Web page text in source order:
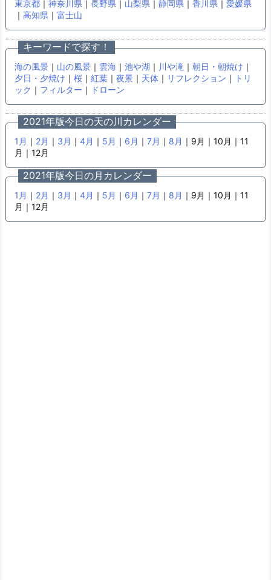
東京都 ｜ 神奈川県 ｜ 長野県 ｜ 山梨県 ｜ 静岡県 ｜ 香川県 ｜ 愛媛県
｜ 高知県 ｜ 富士山
キーワードで探す！
海の風景 ｜ 山の風景 ｜ 雲海 ｜ 池や湖 ｜ 川や滝 ｜ 朝日・朝焼け ｜
夕日・夕焼け ｜ 桜 ｜ 紅葉 ｜ 夜景 ｜ 天体 ｜ リフレクション ｜
トリ
ック ｜ フィルター ｜ ドローン
2021年版今日の天の川カレンダー
1月 ｜ 2月 ｜ 3月 ｜ 4月 ｜ 5月 ｜ 6月 ｜ 7月 ｜ 8月 ｜9月｜10月｜11
月｜12月
2021年版今日の月カレンダー
1月 ｜ 2月 ｜ 3月 ｜ 4月 ｜ 5月 ｜ 6月 ｜ 7月 ｜ 8月 ｜9月｜10月｜11
月｜12月